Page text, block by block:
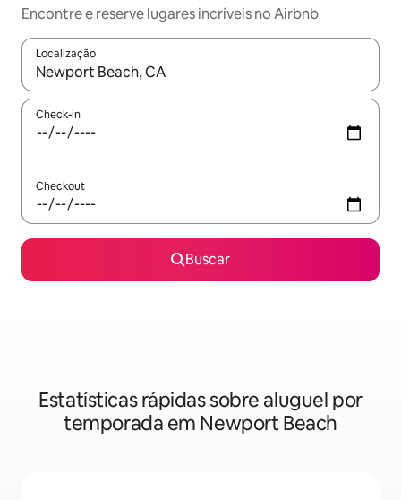
Encontre e reserve lugares incríveis no Airbnb
Localização
Quando os resultados estiverem disponíveis, explore-os
Check-in
Checkout
Buscar
Estatísticas rápidas sobre aluguel por
temporada em Newport Beach